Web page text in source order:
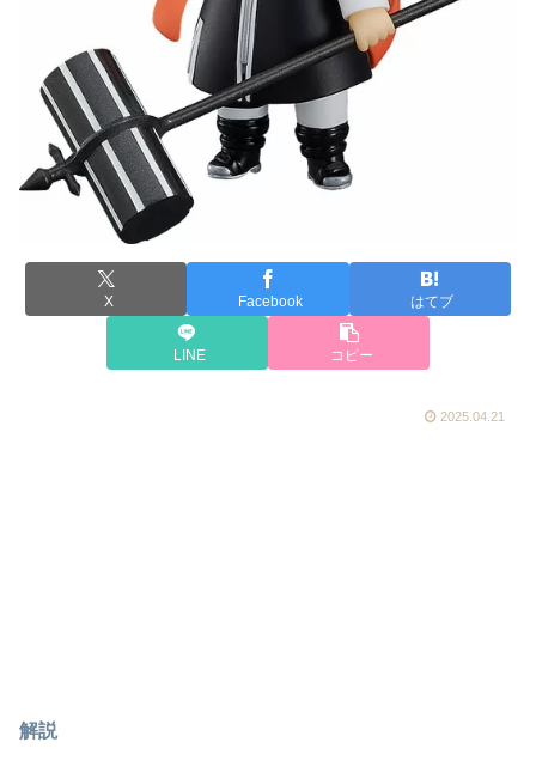
X Facebook はてブ
LINE コピー
2025.04.21
解説